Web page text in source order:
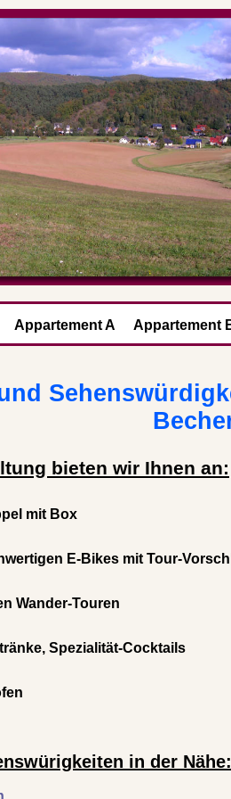
Appartement A Appartement
bieten wir Ihnen an:
mit Box
E-Bikes mit Tour-
Wander-Touren
Spezialität-Cocktails
in der Nähe: